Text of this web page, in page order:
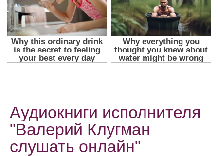
Аудиокниги исполнителя
"Валерий Клугман
слушать онлайн"